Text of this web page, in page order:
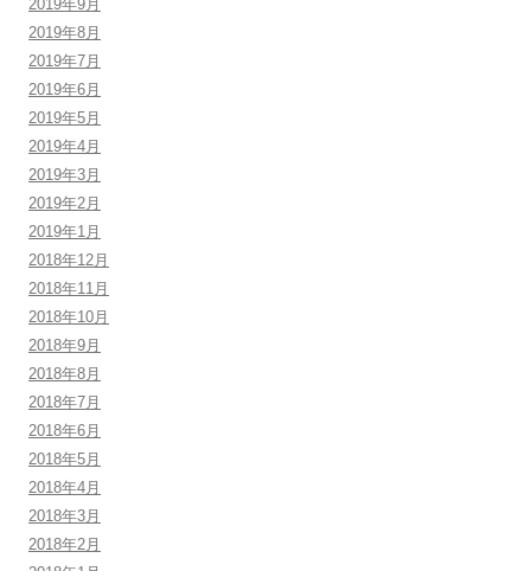
2019年9月
2019年8月
2019年7月
2019年6月
2019年5月
2019年4月
2019年3月
2019年2月
2019年1月
2018年12月
2018年11月
2018年10月
2018年9月
2018年8月
2018年7月
2018年6月
2018年5月
2018年4月
2018年3月
2018年2月